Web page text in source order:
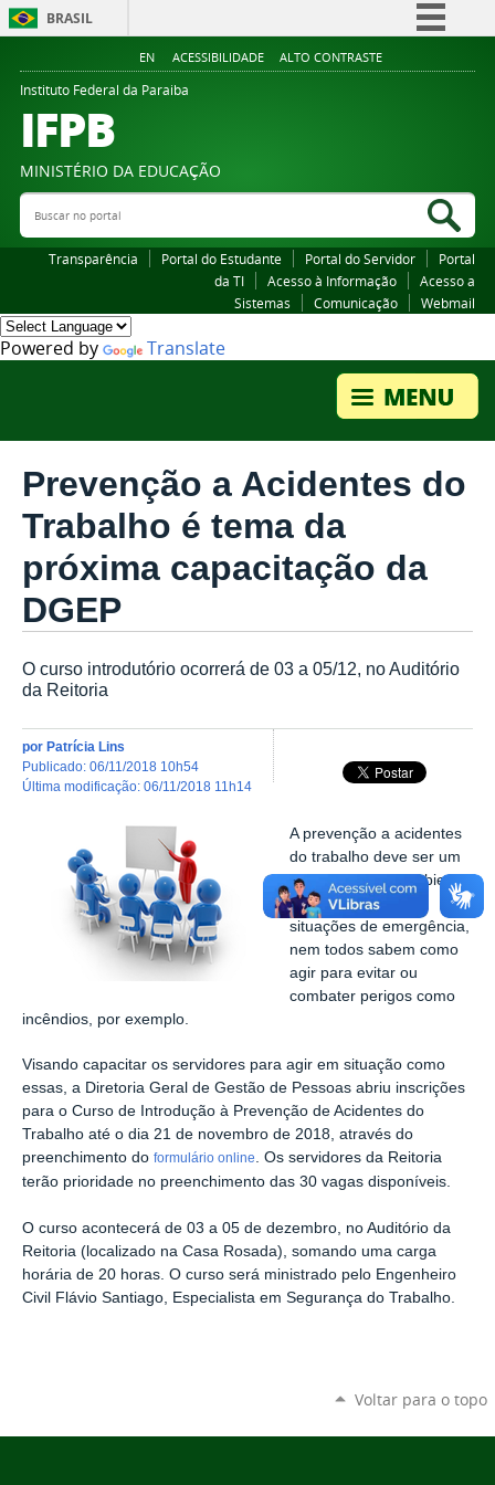
BRASIL
Simplifique!
Legislação
EN ACESSIBILIDADE ALTO CONTRASTE
Instituto Federal da Paraiba
IFPB
MINISTÉRIO DA EDUCAÇÃO
Buscar no portal
Transparência Portal do Estudante Portal do Servidor
Portal
da TI
Acesso à Informação
Acesso a
Sistemas
Comunicação Webmail
Powered by Translate
Prevenção a Acidentes do
Trabalho é tema da
próxima capacitação da
DGEP
O curso introdutório ocorrerá de 03 a 05/12, no Auditório
da Reitoria
por Patrícia Lins
publicado: 06/11/2018 10h54
última modificação: 06/11/2018 11h14
A prevenção a acidentes
do trabalho deve ser um
hábito diário no ambiente
laboral. Mas, em
situações de emergência,
nem todos sabem como
agir para evitar ou
combater perigos como
incêndios, por exemplo.
Visando capacitar os servidores para agir em situação como
essas, a Diretoria Geral de Gestão de Pessoas abriu inscrições
para o Curso de Introdução à Prevenção de Acidentes do
Trabalho até o dia 21 de novembro de 2018, através do
preenchimento do formulário online. Os servidores da Reitoria
terão prioridade no preenchimento das 30 vagas disponíveis.
O curso acontecerá de 03 a 05 de dezembro, no Auditório da
Reitoria (localizado na Casa Rosada), somando uma carga
horária de 20 horas. O curso será ministrado pelo Engenheiro
Civil Flávio Santiago, Especialista em Segurança do Trabalho.
Voltar para o topo